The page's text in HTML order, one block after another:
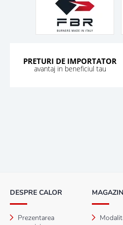
PRETURI DE IMPORTATOR
avantaj in beneficiul tau
DESPRE CALOR
Prezentarea
MAGAZIN